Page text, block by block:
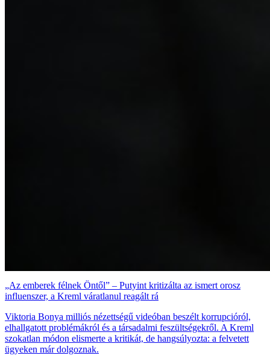
„Az emberek félnek Öntől” – Putyint kritizálta az ismert orosz
influenszer, a Kreml váratlanul reagált rá
Viktoria Bonya milliós nézettségű videóban beszélt korrupcióról,
elhallgatott problémákról és a társadalmi feszültségekről. A Kreml
szokatlan módon elismerte a kritikát, de hangsúlyozta: a felvetett
ügyeken már dolgoznak.